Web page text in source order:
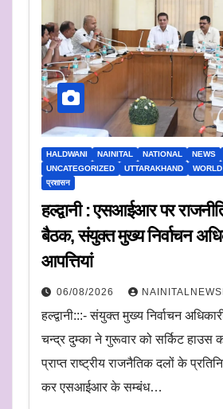
HALDWANI NAINITAL NATIONAL NEWS
UNCATEGORIZED
UTTARAKHAND
प्रशासन
हल्द्वानी : एसआईआर पर
बैठक, संयुक्त मुख्य निर्वाचन
आपत्तियां
06/08/2026
हल्द्वानी:::- संयुक्त मुख्य निर्वाचन
चन्द्र दुम्का ने गुरूवार को सर्किट हाउस
प्राप्त राष्ट्रीय राजनैतिक दलों के
कर एसआईआर के सम्बंध…